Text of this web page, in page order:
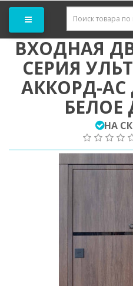
ВХОДНАЯ
СЕРИЯ
АККОРД-
БЕЛОЕ
НА